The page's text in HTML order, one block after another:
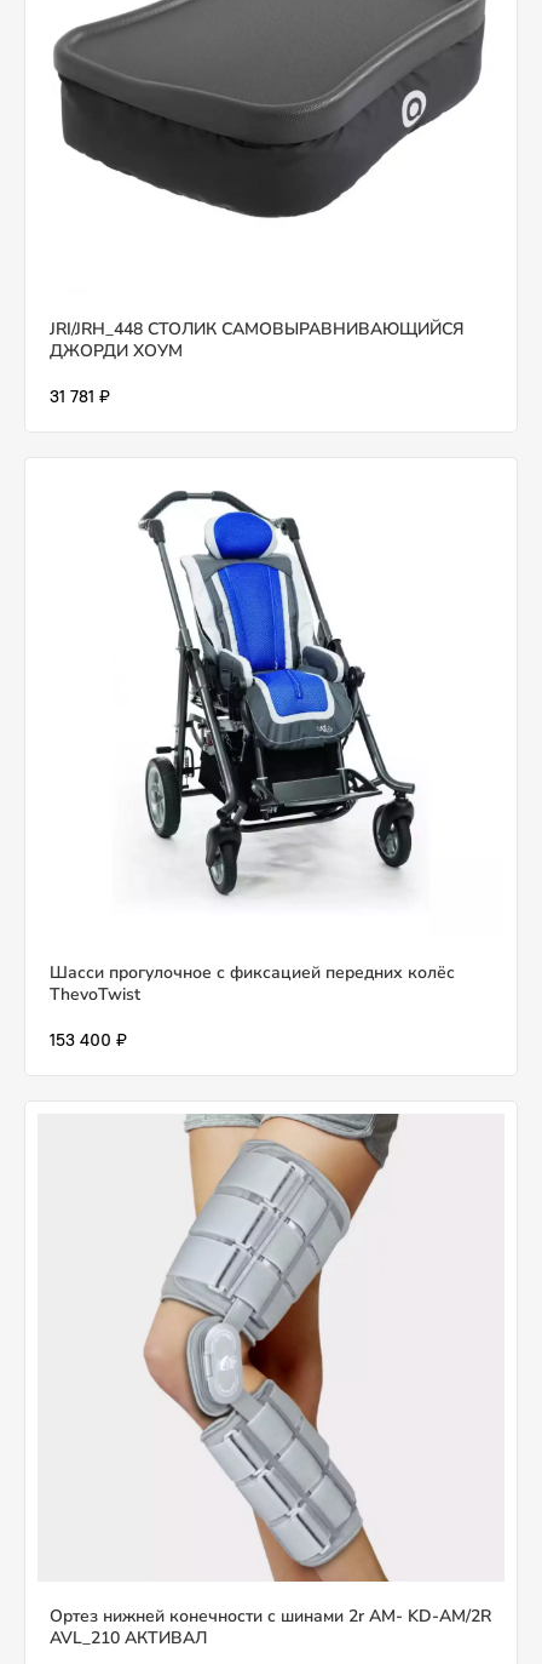
JRI/JRH_448 СТОЛИК САМОВЫРАВНИВАЮЩИЙСЯ
ДЖОРДИ ХОУМ
31 781 ₽
Шасси прогулочное с фиксацией передних колёс
ThevoTwist
153 400 ₽
Ортез нижней конечности с шинами 2r AM- KD-AM/2R
AVL_210 АКТИВАЛ